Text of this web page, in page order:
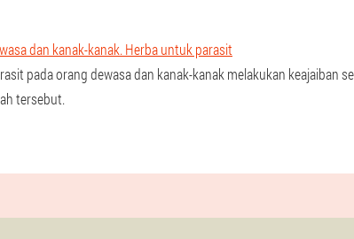
dan kanak-kanak. Herba untuk parasit
pada orang dewasa dan kanak-kanak melakukan keajaiban
tersebut.